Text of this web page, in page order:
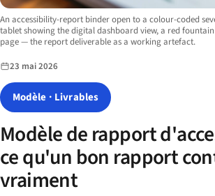
Image description:
An accessibility-report binder open to a colour-coded
tablet showing the digital dashboard view, a red
page — the report deliverable as a working artefact.
23 mai 2026
Modèle · Livrables
Modèle de rapport
ce qu'un bon rapport
vraiment